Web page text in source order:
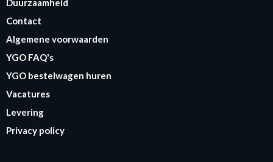
Contact
Algemene voorwaarden
YGO FAQ's
YGO bestelwagen huren
Vacatures
Levering
Privacy policy